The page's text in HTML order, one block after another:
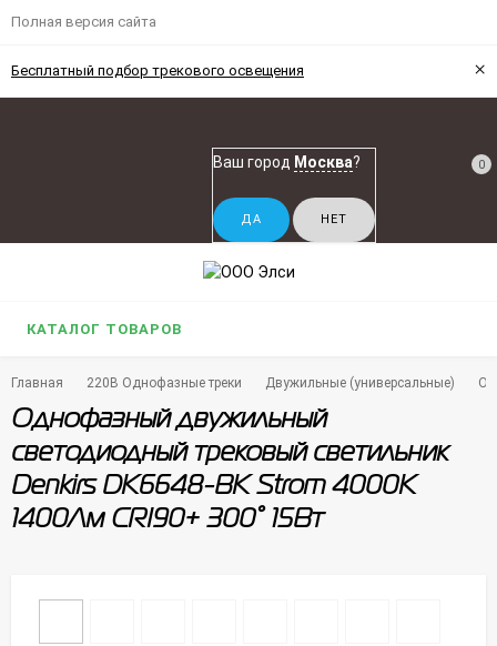
Полная версия сайта
Бесплатный подбор трекового освещения ×
Ваш город Москва? 0
КАТАЛОГ ТОВАРОВ
Главная 220В Однофазные треки Двужильные (универсальные)
Однофазный двужильный
светодиодный трековый светильник
Denkirs DK6648-BK Strom 4000К
1400Лм CRI90+ 300° 15Вт